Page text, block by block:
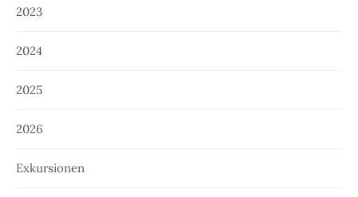
2023
2024
2025
2026
Exkursionen